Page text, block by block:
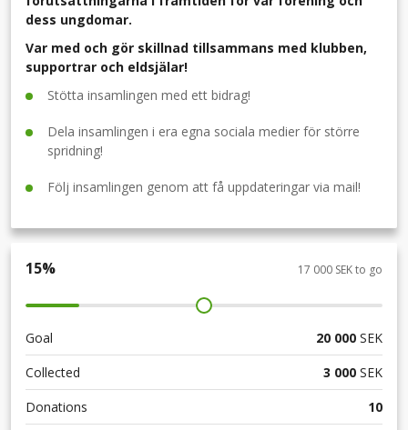
dess ungdomar.
Var med och gör skillnad tillsammans med klubben,
supportrar och eldsjälar!
Stötta insamlingen med ett bidrag!
Dela insamlingen i era egna sociala medier för större
spridning!
Följ insamlingen genom att få uppdateringar via mail!
15% 17 000 SEK to go
Goal 20 000 SEK
Collected
3 000 SEK
Donations
10